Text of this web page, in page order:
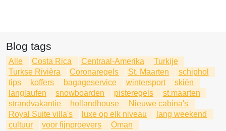
Blog tags
Alle Costa Rica Centraal-Amerika
Turkije
Turkse Rivièra
Coronaregels St. Maarten
schiphol
tips
koffers bagageservice wintersport
skiën
langlaufen
snowboarden pisteregels
st.maarten
strandvakantie
hollandhouse
Nieuwe cabina's
Royal Suite villa's
luxe op elk niveau
lang weekend
cultuur
voor fijnproevers
Oman